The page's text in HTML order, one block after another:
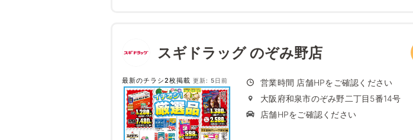
スギドラッグ のぞみ野店
最新のチラシ2枚掲載 更新: 5日前
営業時間 店舗HPをご確認ください
大阪府和泉市のぞみ野二丁目5番14号
店舗HPをご確認ください